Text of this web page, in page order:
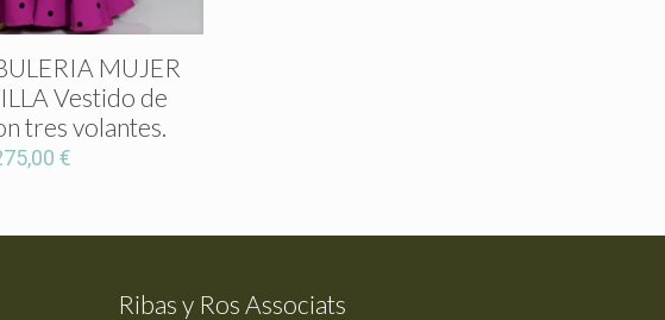
MUJER
Vestido de
tres volantes.
€
Ribas y Ros Associats